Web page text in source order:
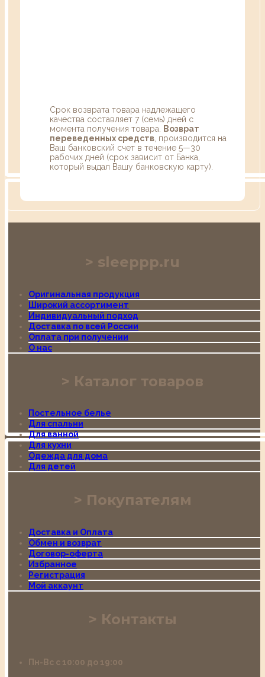
Срок возврата товара надлежащего
качества составляет 7 (семь) дней с
момента получения товара.
Возврат
переведенных средств , производится на
Ваш банковский счет в течение 5—30
рабочих дней (срок зависит от Банка,
который выдал Вашу банковскую карту).
sleeppp.ru
Оригинальная продукция
Широкий ассортимент
Индивидуальный подход
Доставка по всей России
Оплата при получении
О нас
Каталог товаров
Постельное белье
Для спальни
Для ванной
Для кухни
Одежда для дома
Для детей
Покупателям
Доставка и Оплата
Обмен и возврат
Договор-оферта
Избранное
Регистрация
Мой аккаунт
Контакты
Пн-Вс с 10:00 до 19:00